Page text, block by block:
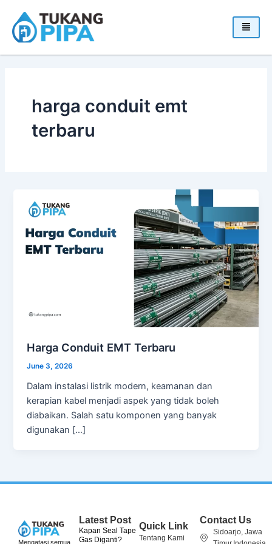
content
harga conduit emt
terbaru
Harga Conduit EMT Terbaru
June 3, 2026
Dalam instalasi listrik modern, keamanan dan
kerapian kabel menjadi aspek yang tidak boleh
diabaikan. Salah satu komponen yang banyak
digunakan […]
Mengatasi semua
Latest Post
Kapan Seal Tape
Gas Diganti?
Quick Link
Tentang Kami
Contact Us
Sidoarjo, Jawa